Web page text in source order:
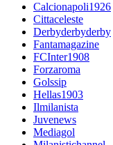
Calcionapoli1926
Cittaceleste
Derbyderbyderby
Fantamagazine
FCInter1908
Forzaroma
Golssip
Hellas1903
Ilmilanista
Juvenews
Mediagol